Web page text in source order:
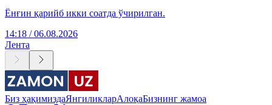
Ёнғин қарийб икки соатда ўчирилган.
14:18 / 06.08.2026
Лента
Биз ҳақимиздаЯнгиликларАлоқаБизнинг жамоа